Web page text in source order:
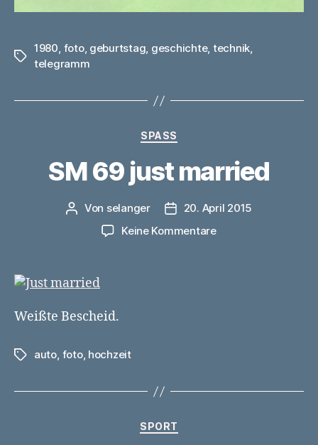
Schlagwörter
1980, foto, geburtstag, geschichte, technik,
telegramm
Kategorien
SPASS
SM 69 just married
Beitragsautor
Von selanger Veröffentlichungsdatum
20. April 2015
Keine Kommentarezu
Weißte Bescheid.
Schlagwörter
auto, foto, hochzeit
Kategorien
SPORT